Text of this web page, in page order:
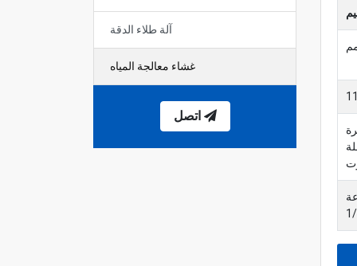
آلة طلاء الدقة
غشاء معالجة المياه
اتصل